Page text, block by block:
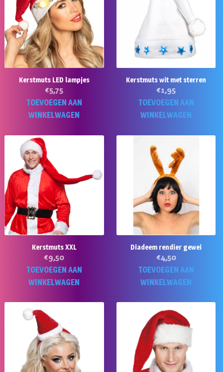
Kerstmuts LED lampjes
€5,75
TOEVOEGEN AAN
WINKELWAGEN
Kerstmuts wit met sterren
€1,95
TOEVOEGEN AAN
WINKELWAGEN
Kerstmuts XXL
€9,50
TOEVOEGEN AAN
WINKELWAGEN
Diadeem rendier gewei
€4,50
TOEVOEGEN AAN
WINKELWAGEN